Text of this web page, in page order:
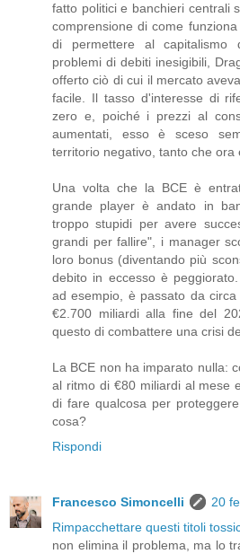
fatto politici e banchieri centrali
comprensione di come
di permettere al
problemi di debiti inesigibili,
offerto ciò di cui il mercato
facile. Il tasso d'interesse di
zero e, poiché i prezzi al
aumentati, esso è sceso
territorio negativo, tanto che ora
Una volta che la BCE è
grande player è andato in
troppo stupidi per avere
grandi per fallire", i manager
loro bonus (diventando più
debito in eccesso è
ad esempio, è passato da
€2.700 miliardi alla fine del
questo di combattere una crisi
La BCE non ha imparato nulla:
al ritmo di €80 miliardi al mese
di fare qualcosa per
cosa?
Rispondi
Francesco Simoncelli
20
Rimpacchettare questi titoli
non elimina il problema, ma lo